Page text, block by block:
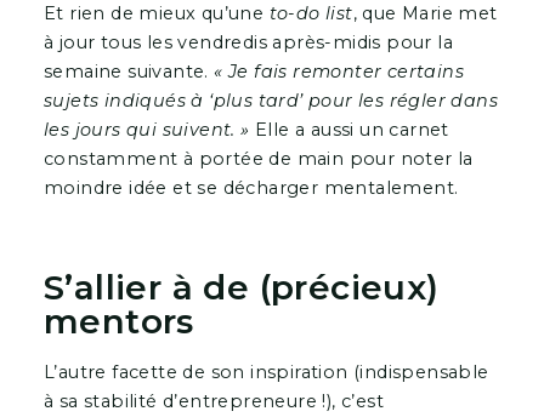
Et rien de mieux qu’une to-do list, que Marie met
à jour tous les vendredis après-midis pour la
semaine suivante.« Je fais remonter certains
sujets indiqués à ‘plus tard’ pour les régler dans
les jours qui suivent. » Elle a aussi un carnet
constamment à portée de main pour noter la
moindre idée et se décharger mentalement.
S’allier à de (précieux)
mentors
L’autre facette de son inspiration (indispensable
à sa stabilité d’entrepreneure !), c’est